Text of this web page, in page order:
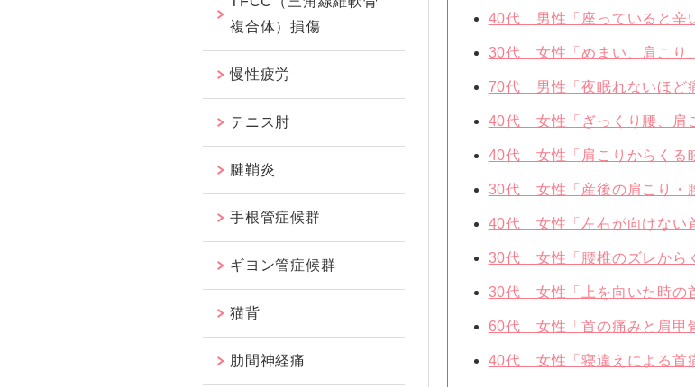
40代 男性「座っていると辛
30代 女性「めまい、肩こり
70代 男性「夜眠れないほど
40代 女性「ぎっくり腰、肩
40代 女性「肩こりからくる
30代 女性「産後の肩こり・
40代 女性「左右が向けない
30代 女性「腰椎のズレから
30代 女性「上を向いた時の
60代 女性「首の痛みと肩甲
40代 女性「寝違えによる首
複合体）損傷
慢性疲労
テニス肘
腱鞘炎
手根管症候群
ギヨン管症候群
猫背
肋間神経痛